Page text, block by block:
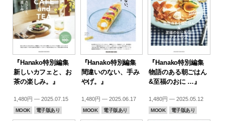
『Hanako特別編集
新しいカフェと、お
茶の楽しみ。』
1,480円 — 2025.07.15
MOOK 電子版あり
『Hanako特別編集
間違いのない、手み
やげ。』
1,480円 — 2025.06.17
MOOK 電子版あり
『Hanako特別編集
物語のある朝ごはん
&至福のおに …』
1,480円 — 2025.05.12
MOOK 電子版あり